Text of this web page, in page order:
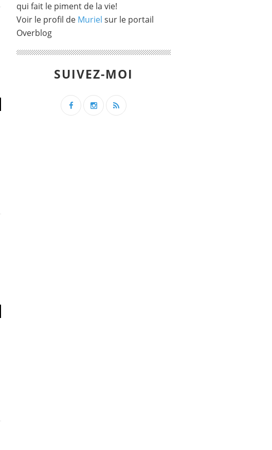
qui fait le piment de la vie!
Voir le profil de Muriel sur le portail
Overblog
SUIVEZ-MOI